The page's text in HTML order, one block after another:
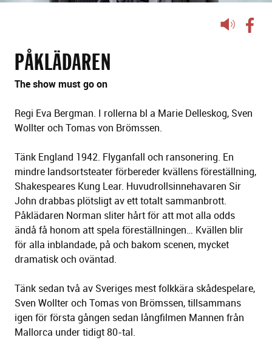
Lyssna
PÅKLÄDAREN
The show must go on
Regi Eva Bergman. I rollerna bl a Marie Delleskog, Sven
Wollter och Tomas von Brömssen.
Tänk England 1942. Flyganfall och ransonering. En
mindre landsortsteater förbereder kvällens föreställning,
Shakespeares Kung Lear. Huvudrollsinnehavaren Sir
John drabbas plötsligt av ett totalt sammanbrott.
Påklädaren Norman sliter hårt för att mot alla odds
ändå få honom att spela föreställningen… Kvällen blir
för alla inblandade, på och bakom scenen, mycket
dramatisk och oväntad.
Tänk sedan två av Sveriges mest folkkära skådespelare,
Sven Wollter och Tomas von Brömssen, tillsammans
igen för första gången sedan långfilmen Mannen från
Mallorca under tidigt 80-tal.